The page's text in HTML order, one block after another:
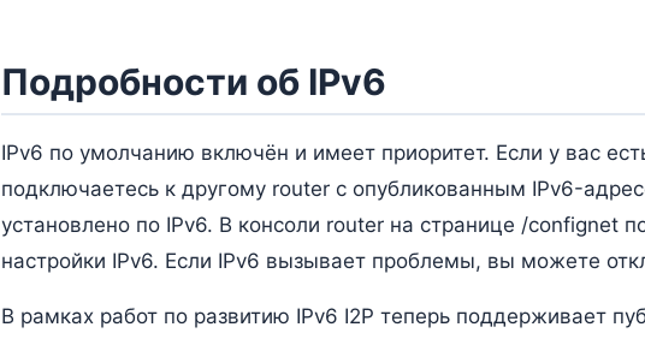
Подробности об IPv6
IPv6 по умолчанию включён и имеет приоритет. Если у вас
подключаетесь к другому router с опубликованным IPv6-
установлено по IPv6. В консоли router на странице /confignet
настройки IPv6. Если IPv6 вызывает проблемы, вы можете
В рамках работ по развитию IPv6 I2P теперь поддерживает